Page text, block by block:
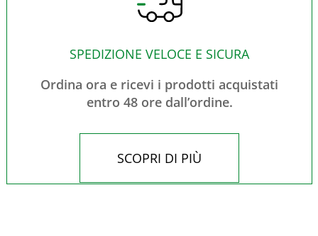
SPEDIZIONE VELOCE E SICURA
Ordina ora e ricevi i prodotti acquistati
entro 48 ore dall’ordine.
SCOPRI DI PIÙ